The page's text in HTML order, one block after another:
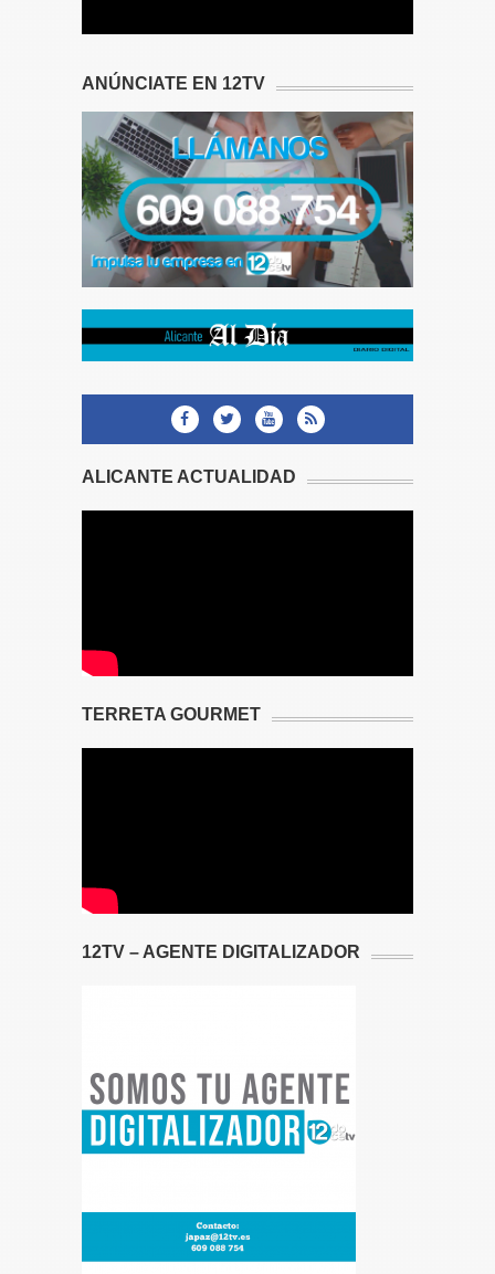
ANÚNCIATE EN 12TV
ALICANTE ACTUALIDAD
TERRETA GOURMET
12TV – AGENTE DIGITALIZADOR